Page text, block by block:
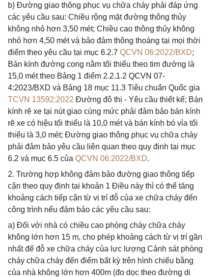
b) Đường giao thông phục vụ chữa cháy phải đáp ứng
các yêu cầu sau: Chiều rộng mặt đường thông thủy
không nhỏ hơn 3,50 mét; Chiều cao thông thủy không
nhỏ hơn 4,50 mét và bảo đảm thông thoáng tại mọi thời
điểm theo yêu cầu tại mục 6.2.7 QCVN 06:2022/BXD;
Bán kính đường cong nằm tối thiểu theo tim đường là
15,0 mét theo Bảng 1 điểm 2.2.1.2 QCVN 07-
4:2023/BXD và Bảng 18 mục 11.3 Tiêu chuẩn Quốc gia
TCVN 13592:2022 Đường đô thị - Yêu cầu thiết kế; Bán
kính rẽ xe tại nút giao cùng mức phải đảm bảo bán kính
rẽ xe có hiệu tối thiểu là 10,0 mét và bán kính bó vỉa tối
thiểu là 3,0 mét; Đường giao thông phục vụ chữa cháy
phải đảm bảo yêu cầu liên quan theo quy định tại mục
6.2 và mục 6.5 của QCVN 06:2022/BXD.
2. Trường hợp không đảm bảo đường giao thông tiếp
cận theo quy định tại khoản 1 Điều này thì có thể tăng
khoảng cách tiếp cận từ vị trí đỗ của xe chữa cháy đến
công trình nếu đảm bảo các yêu cầu sau:
a) Đối với nhà có chiều cao phòng cháy chữa cháy
không lớn hơn 15 m, cho phép khoảng cách từ vị trí gần
nhất để đỗ xe chữa cháy của lực lượng Cảnh sát phòng
cháy chữa cháy đến điểm bất kỳ trên hình chiếu bằng
của nhà không lớn hơn 400m (đo dọc theo đường di